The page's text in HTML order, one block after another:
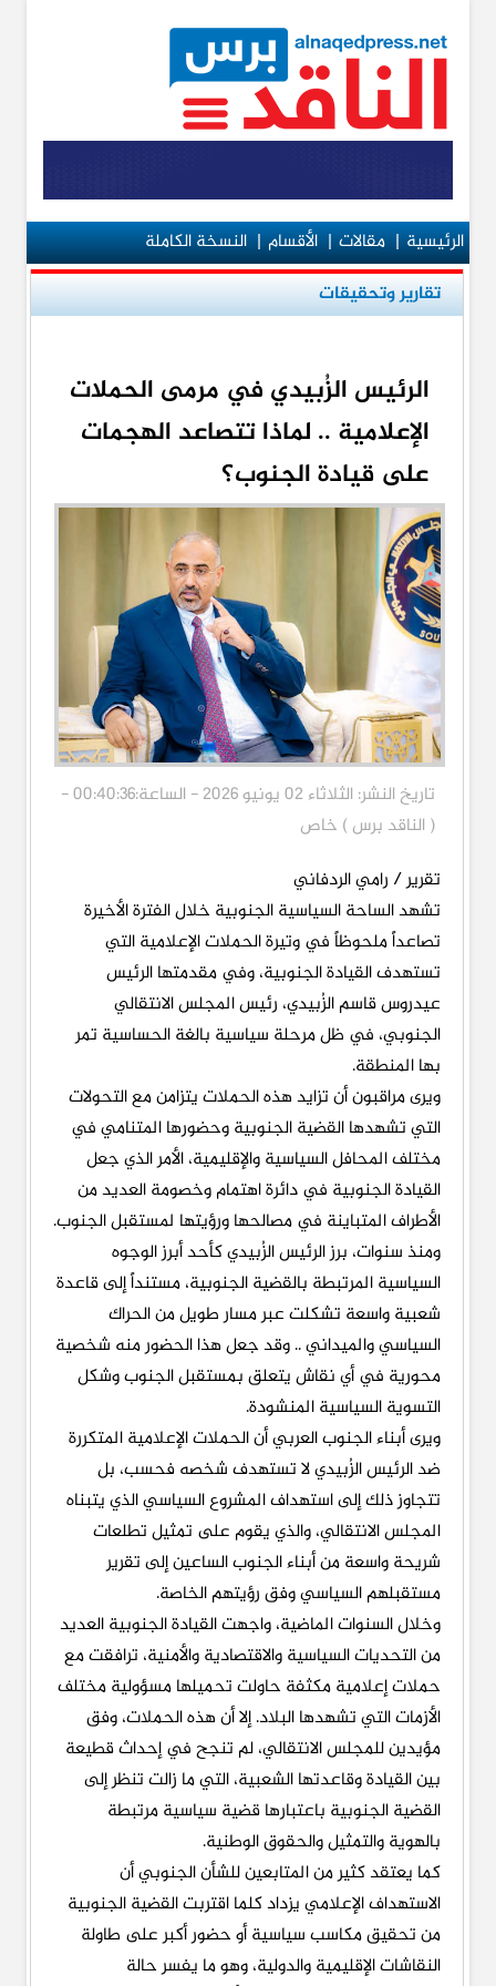
الرئيسية|مقالات|الأقسام|النسخة الكاملة
تقارير وتحقيقات
الرئيس الزُبيدي في مرمى الحملات
الإعلامية .. لماذا تتصاعد الهجمات
على قيادة الجنوب؟
تاريخ النشر: الثلاثاء 02 يونيو 2026 - الساعة:00:40:36 -
( الناقد برس ) خاص
تقرير / رامي الردفاني
تشهد الساحة السياسية الجنوبية خلال الفترة الأخيرة
تصاعداً ملحوظاً في وتيرة الحملات الإعلامية التي
تستهدف القيادة الجنوبية، وفي مقدمتها الرئيس
عيدروس قاسم الزُبيدي، رئيس المجلس الانتقالي
الجنوبي، في ظل مرحلة سياسية بالغة الحساسية تمر
بها المنطقة.
ويرى مراقبون أن تزايد هذه الحملات يتزامن مع التحولات
التي تشهدها القضية الجنوبية وحضورها المتنامي في
مختلف المحافل السياسية والإقليمية، الأمر الذي جعل
القيادة الجنوبية في دائرة اهتمام وخصومة العديد من
الأطراف المتباينة في مصالحها ورؤيتها لمستقبل الجنوب.
ومنذ سنوات، برز الرئيس الزُبيدي كأحد أبرز الوجوه
السياسية المرتبطة بالقضية الجنوبية، مستنداً إلى قاعدة
شعبية واسعة تشكلت عبر مسار طويل من الحراك
السياسي والميداني .. وقد جعل هذا الحضور منه شخصية
محورية في أي نقاش يتعلق بمستقبل الجنوب وشكل
التسوية السياسية المنشودة.
ويرى أبناء الجنوب العربي أن الحملات الإعلامية المتكررة
ضد الرئيس الزُبيدي لا تستهدف شخصه فحسب، بل
تتجاوز ذلك إلى استهداف المشروع السياسي الذي يتبناه
المجلس الانتقالي، والذي يقوم على تمثيل تطلعات
شريحة واسعة من أبناء الجنوب الساعين إلى تقرير
مستقبلهم السياسي وفق رؤيتهم الخاصة.
وخلال السنوات الماضية، واجهت القيادة الجنوبية العديد
من التحديات السياسية والاقتصادية والأمنية، ترافقت مع
حملات إعلامية مكثفة حاولت تحميلها مسؤولية مختلف
الأزمات التي تشهدها البلاد. إلا أن هذه الحملات، وفق
مؤيدين للمجلس الانتقالي، لم تنجح في إحداث قطيعة
بين القيادة وقاعدتها الشعبية، التي ما زالت تنظر إلى
القضية الجنوبية باعتبارها قضية سياسية مرتبطة
بالهوية والتمثيل والحقوق الوطنية.
كما يعتقد كثير من المتابعين للشأن الجنوبي أن
الاستهداف الإعلامي يزداد كلما اقتربت القضية الجنوبية
من تحقيق مكاسب سياسية أو حضور أكبر على طاولة
النقاشات الإقليمية والدولية، وهو ما يفسر حالة